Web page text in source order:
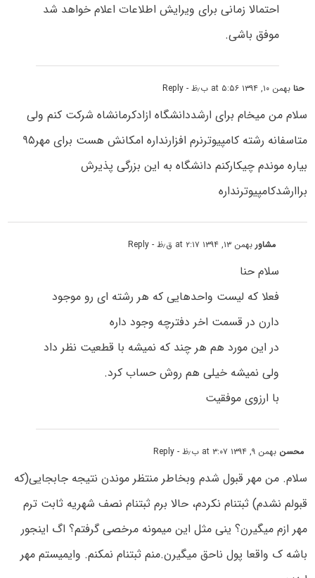
احتمالا زمانی برای ویرایش اطلاعات اعلام خواهد شد
موفق باشی.
حنابهمن ۱۰, ۱۳۹۴ at ۵:۵۶ ب٫ظ - Reply
سلام من میخام برای ارشددانشگاه ازادکرمانشاه شرکت کنم ولی
متاسفانه رشته کامپیوترنرم افزارنداره امکانش هست برای مهر۹۵
بیاره موندم چیکارکنم دانشگاه به این بزرگی پذیرش
براارشدکامپیوترنداره
مشاوربهمن ۱۳, ۱۳۹۴ at ۲:۱۷ ق٫ظ - Reply
سلام حنا
فعلا که لیست واحدهایی که هر رشته ای رو موجود
دارن در قسمت اخر دفترچه وجود داره
در این مورد هم هر چند که نمیشه با قطعیت نظر داد
ولی نمیشه خیلی هم روش حساب کرد.
با ارزوی موفقیت
محسن بهمن ۹, ۱۳۹۴ at ۳:۰۷ ب٫ظ - Reply
سلام. من مهر قبول شدم وبخاطر منتظر موندن نتیجه جابجایی(که
قبولم نشدم) ثبتنام نکردم، حالا برم ثبتنام نصف شهریه ثابت ترم
مهر ازم میگیرن؟ ینی مثل این میمونه مرخصی گرفتم؟ اگ اینجور
باشه ک واقعا پول ناحق میگیرن.منم ثبتنام نمکنم. وایمیستم مهر